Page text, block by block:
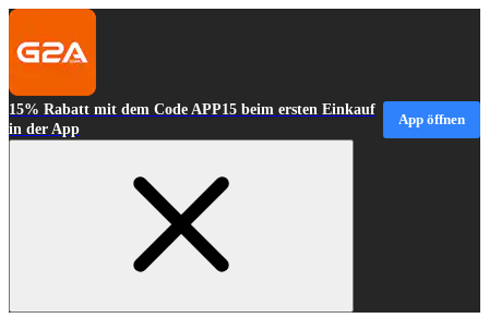
15% Rabatt mit dem Code APP15 beim ersten Einkauf
in der App
App öffnen